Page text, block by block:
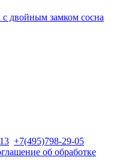
с двойным замком сосна
+7(495)798-29-05
об обработке